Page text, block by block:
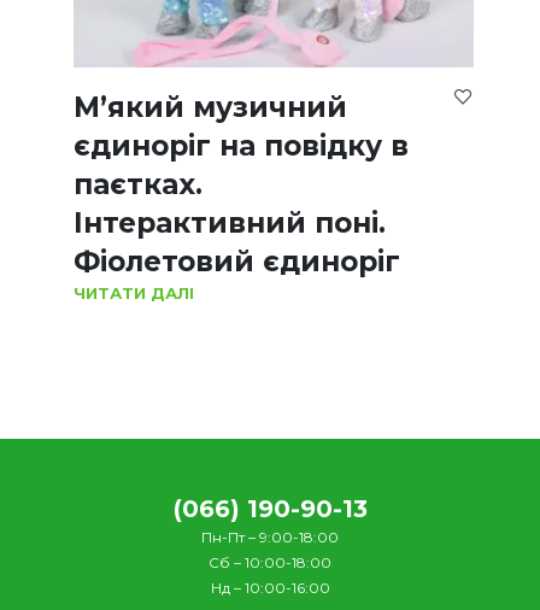
М’який музичний
єдиноріг на повідку в
паєтках.
Інтерактивний поні.
Фіолетовий єдиноріг
ЧИТАТИ ДАЛІ
(066) 190-90-13
Пн-Пт – 9:00-18:00
Сб – 10:00-18:00
Нд – 10:00-16:00